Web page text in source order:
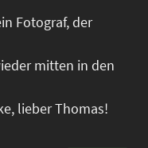
Fotograf, der
mitten in den
lieber Thomas!